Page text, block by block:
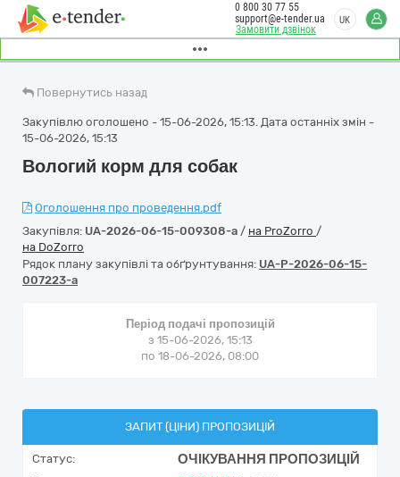
Замовити дзвінок
0 800 30 77 55
support@e-tender.ua
UK
Повернутись назад
Закупівлю оголошено - 15-06-2026, 15:13. Дата останніх змін -
15-06-2026, 15:13
Вологий корм для собак
Оголошення про проведення.pdf
Закупівля: UA-2026-06-15-009308-a / на ProZorro /
на DoZorro
Рядок плану закупівлі та обґрунтування: UA-P-2026-06-15-
007223-a
Період подачі пропозицій
з 15-06-2026, 15:13
по 18-06-2026, 08:00
ЗАПИТ (ЦІНИ) ПРОПОЗИЦІЙ
Статус: ОЧІКУВАННЯ ПРОПОЗИЦІЙ